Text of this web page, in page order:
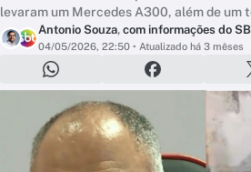
levaram um Mercedes A300, além de um
Antonio Souza, com informações do
04/05/2026, 22:50 • Atualizado há 3 mêses